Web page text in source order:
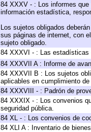
84 XXXV - : Los informes
información estadística,
Los sujetos obligados
sus páginas de internet, con
sujeto obligado.
84 XXXVI - : Las estadísticas
84 XXXVII A : Informe de
84 XXXVII B : Los sujetos
aplicables en cumplimiento
84 XXXVIII - : Padrón de
84 XXXIX - : Los convenios
seguridad pública.
84 XL - : Los convenios de
84 XLI A : Inventario de